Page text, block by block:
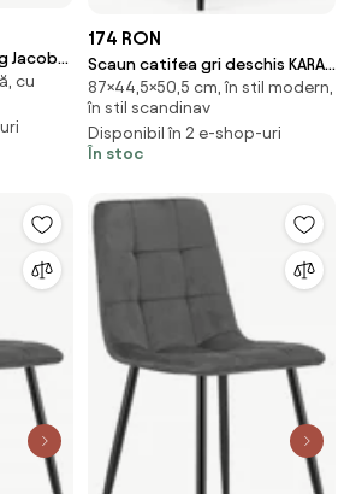
Jacob
cu
174 RON
Scaun catifea gri deschis KARA
cu picioare negre
87×44,5×50,5 cm, în stil modern,
în stil scandinav
Disponibil în 2 e-shop-uri
În stoc